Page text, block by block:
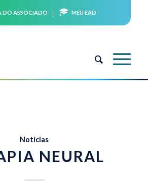
DO ASSOCIADO MEU EAD
Notícias
NEURAL